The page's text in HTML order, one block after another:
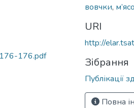
176.pdf
вовчки,
URI
http://
Зібрання
Публікації
Повна